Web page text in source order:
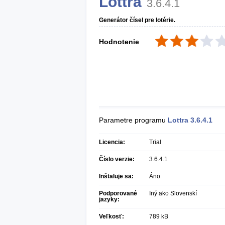
3.6.4.1
Generátor čísel pre lotérie.
Hodnotenie
Parametre programu Lottra 3.6.4.1
Licencia: Trial
Číslo verzie: 3.6.4.1
Inštaluje sa: Áno
Podporované
jazyky:
Iný ako Slovenskí
Veľkosť: 789 kB